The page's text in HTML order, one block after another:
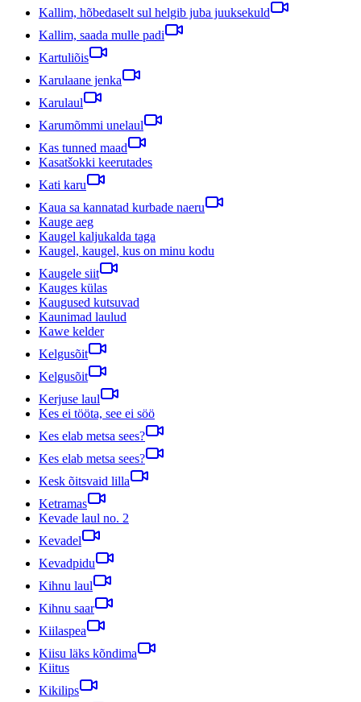
Kallim, hõbedaselt sul helgib juba juuksekuld
Kallim, saada mulle padi
Kartuliõis
Karulaane jenka
Karulaul
Karumõmmi unelaul
Kas tunned maad
Kasatšokki keerutades
Kati karu
Kaua sa kannatad kurbade naeru
Kauge aeg
Kaugel kaljukalda taga
Kaugel, kaugel, kus on minu kodu
Kaugele siit
Kauges külas
Kaugused kutsuvad
Kaunimad laulud
Kawe kelder
Kelgusõit
Kelgusõit
Kerjuse laul
Kes ei tööta, see ei söö
Kes elab metsa sees?
Kes elab metsa sees?
Kesk õitsvaid lilla
Ketramas
Kevade laul no. 2
Kevadel
Kevadpidu
Kihnu laul
Kihnu saar
Kiilaspea
Kiisu läks kõndima
Kiitus
Kikilips